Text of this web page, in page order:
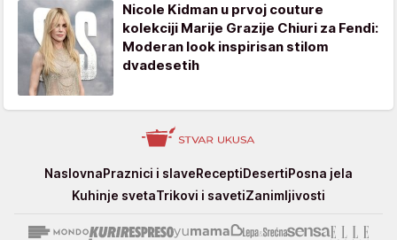
Nicole Kidman u prvoj couture
kolekciji Marije Grazije Chiuri za Fendi:
Moderan look inspirisan stilom
dvadesetih
StvarNaslovnaPraznici i slaveReceptiDesertiPosna jela
Kuhinje svetaTrikovi i savetiZanimljivosti